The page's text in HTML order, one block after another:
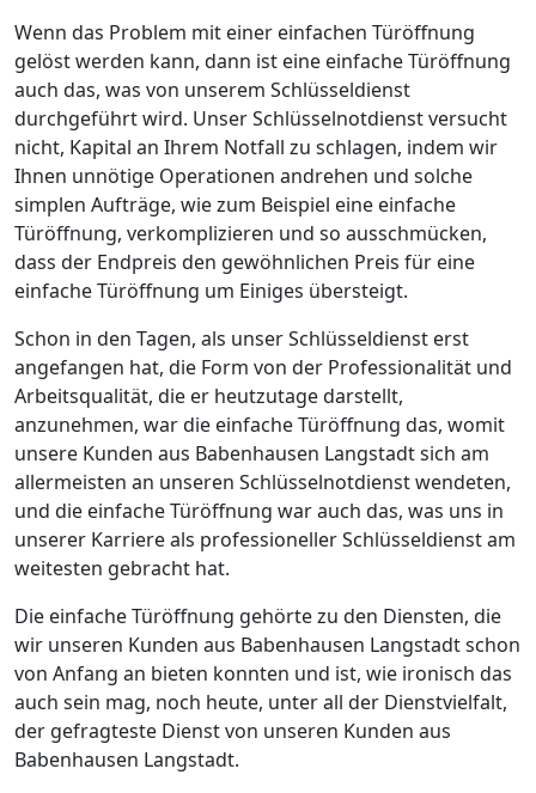
Wenn das Problem mit einer einfachen Türöffnung
gelöst werden kann, dann ist eine einfache Türöffnung
auch das, was von unserem Schlüsseldienst
durchgeführt wird. Unser Schlüsselnotdienst versucht
nicht, Kapital an Ihrem Notfall zu schlagen, indem wir
Ihnen unnötige Operationen andrehen und solche
simplen Aufträge, wie zum Beispiel eine einfache
Türöffnung, verkomplizieren und so ausschmücken,
dass der Endpreis den gewöhnlichen Preis für eine
einfache Türöffnung um Einiges übersteigt.
Schon in den Tagen, als unser Schlüsseldienst erst
angefangen hat, die Form von der Professionalität und
Arbeitsqualität, die er heutzutage darstellt,
anzunehmen, war die einfache Türöffnung das, womit
unsere Kunden aus Babenhausen Langstadt sich am
allermeisten an unseren Schlüsselnotdienst wendeten,
und die einfache Türöffnung war auch das, was uns in
unserer Karriere als professioneller Schlüsseldienst am
weitesten gebracht hat.
Die einfache Türöffnung gehörte zu den Diensten, die
wir unseren Kunden aus Babenhausen Langstadt schon
von Anfang an bieten konnten und ist, wie ironisch das
auch sein mag, noch heute, unter all der Dienstvielfalt,
der gefragteste Dienst von unseren Kunden aus
Babenhausen Langstadt.